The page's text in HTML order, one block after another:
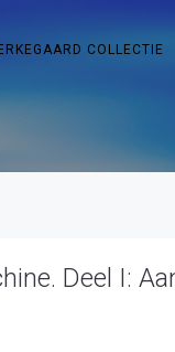
COLLECTIE
Deel I: